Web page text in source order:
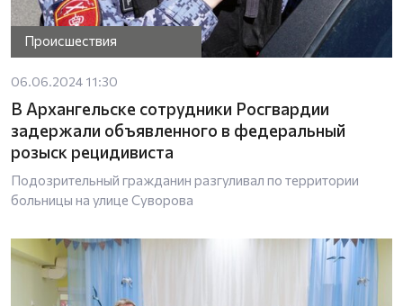
Происшествия
06.06.2024 11:30
В Архангельске сотрудники Росгвардии
задержали объявленного в федеральный
розыск рецидивиста
Подозрительный гражданин разгуливал по территории
больницы на улице Суворова